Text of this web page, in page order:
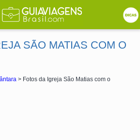
SÃO MATIAS COM O
> Fotos da Igreja São Matias com o